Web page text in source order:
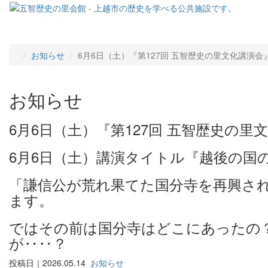
お知らせ 6月6日（土）『第127回 五智歴史の里文化講演会
お知らせ
6月6日（土）『第127回 五智歴史の里
6月6日（土）講演タイトル『越後の国
「謙信公が荒れ果てた国分寺を再興
ます。
ではその前は国分寺はどこにあった
が‥‥？
投稿日｜2026.05.14 お知らせ